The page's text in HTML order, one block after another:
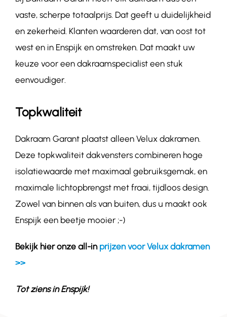
vaste, scherpe totaalprijs. Dat geeft u duidelijkheid
en zekerheid. Klanten waarderen dat, van oost tot
west en in Enspijk en omstreken. Dat maakt uw
keuze voor een dakraamspecialist een stuk
eenvoudiger.
Topkwaliteit
Dakraam Garant plaatst alleen Velux dakramen.
Deze topkwaliteit dakvensters combineren hoge
isolatiewaarde met maximaal gebruiksgemak, en
maximale lichtopbrengst met fraai, tijdloos design.
Zowel van binnen als van buiten, dus u maakt ook
Enspijk een beetje mooier ;-)
Bekijk hier onze all-in prijzen voor Velux dakramen
>>
Tot ziens inEnspijk!